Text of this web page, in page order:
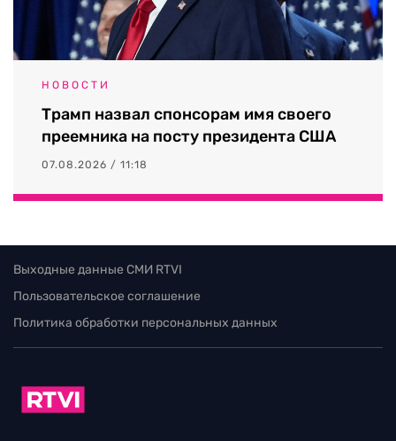
НОВОСТИ
Трамп назвал спонсорам имя своего
преемника на посту президента США
07.08.2026 / 11:18
Выходные данные СМИ RTVI
Пользовательское соглашение
Политика обработки персональных данных